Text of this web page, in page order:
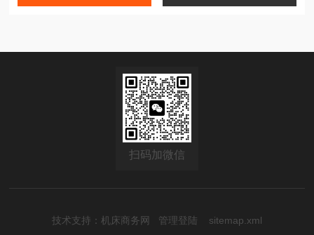
扫码加微信
技术支持： 机床商务网 管理登陆 sitemap.xml